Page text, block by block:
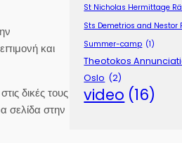
και
δικές τους
σελίδα στην
St Nicholas Hermittage
Sts Demetrios and Nestor
Summer-camp (1)
Theotokos
Oslo (2)
video (16)